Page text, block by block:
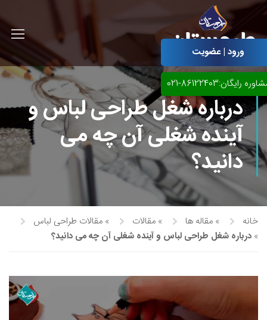
آموزش مجازی طراحی لباس
آموزش مجازی طراحی داخلی
نقاشی رنگ روغن
نقاشی آبرنگ
خوشنویسی نستعلیق
خوشنویسی با خودکار
ورود | عضویت
رایگان:86122403-021
درباره شغل طراحی لباس و
آینده شغلی آن چه می
دانید؟
خانه » مقاله ها » مقالات » مقالات طراحی لباس
» درباره شغل طراحی لباس و آینده شغلی آن چه می دانید؟